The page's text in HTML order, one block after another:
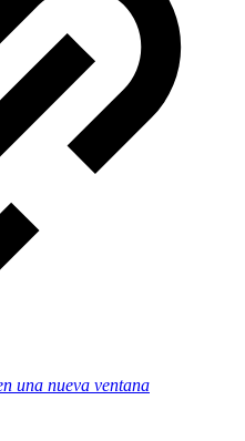
una nueva ventana